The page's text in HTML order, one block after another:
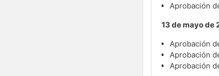
Aprobación
13 de mayo de
Aprobación
Aprobación
Aprobación